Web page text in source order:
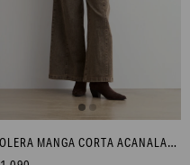
POLERA MANGA CORTA ACANALADA - CHOCOLATE MELANGE